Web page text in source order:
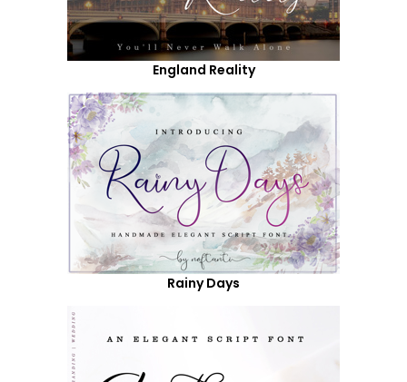
England Reality
Rainy Days